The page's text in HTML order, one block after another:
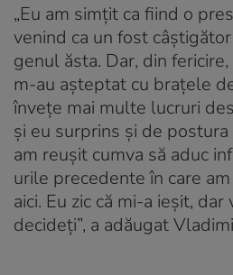
„Eu am simțit ca fiind o
venind ca un fost
genul ăsta. Dar, din
m-au așteptat cu brațele
învețe mai multe lucruri
și eu surprins și de
am reușit cumva să aduc
urile precedente în care
aici. Eu zic că mi-a ieșit,
decideți”, a adăugat